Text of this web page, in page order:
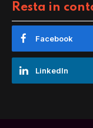
Resta in
Facebook
LinkedIn